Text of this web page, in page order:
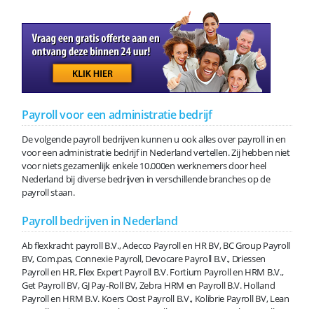
Payroll voor een administratie bedrijf
De volgende payroll bedrijven kunnen u ook alles over payroll in en
voor een administratie bedrijf in Nederland vertellen. Zij hebben niet
voor niets gezamenlijk enkele 10.000en werknemers door heel
Nederland bij diverse bedrijven in verschillende branches op de
payroll staan.
Payroll bedrijven in Nederland
Ab flexkracht payroll B.V., Adecco Payroll en HR BV, BC Group Payroll
BV, Com.pas, Connexie Payroll, Devocare Payroll B.V., Driessen
Payroll en HR, Flex Expert Payroll B.V. Fortium Payroll en HRM B.V.,
Get Payroll BV, GJ Pay-Roll BV, Zebra HRM en Payroll B.V. Holland
Payroll en HRM B.V. Koers Oost Payroll B.V., Kolibrie Payroll BV, Lean